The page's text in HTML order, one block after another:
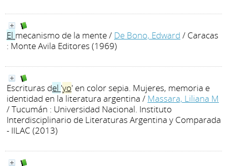
El mecanismo de la mente/ De Bono, Edward / Caracas
: Monte Avila Editores (1969)
Escrituras del 'yo' en color sepia. Mujeres, memoria e
identidad en la literatura argentina / Massara, Liliana M
/ Tucumán : Universidad Nacional. Instituto
Interdisciplinario de Literaturas Argentina y Comparada
- IILAC (2013)